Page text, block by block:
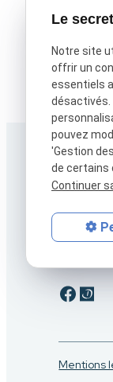
Mentions
Le
Notre site
offrir un
essentiels
désactivés.
pouvez
'Gestion
de certains
Continuer